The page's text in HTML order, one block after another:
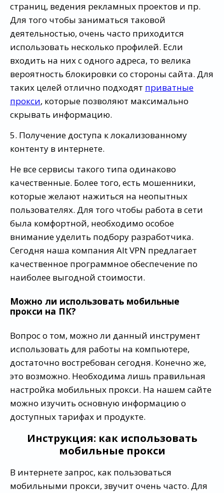
страниц, ведения рекламных проектов и пр.
Для того чтобы заниматься таковой
деятельностью, очень часто приходится
использовать несколько профилей. Если
входить на них с одного адреса, то велика
вероятность блокировки со стороны сайта. Для
таких целей отлично подходят приватные
прокси, которые позволяют максимально
скрывать информацию.
5. Получение доступа к локализованному
контенту в интернете.
Не все сервисы такого типа одинаково
качественные. Более того, есть мошенники,
которые желают нажиться на неопытных
пользователях. Для того чтобы работа в сети
была комфортной, необходимо особое
внимание уделить подбору разработчика.
Сегодня наша компания Alt VPN предлагает
качественное программное обеспечение по
наиболее выгодной стоимости.
Можно ли использовать мобильные
прокси на ПК?
Вопрос о том, можно ли данный инструмент
использовать для работы на компьютере,
достаточно востребован сегодня. Конечно же,
это возможно. Необходима лишь правильная
настройка мобильных прокси. На нашем сайте
можно изучить основную информацию о
доступных тарифах и продукте.
Инструкция: как использовать
мобильные прокси
В интернете запрос, как пользоваться
мобильными прокси, звучит очень часто. Для